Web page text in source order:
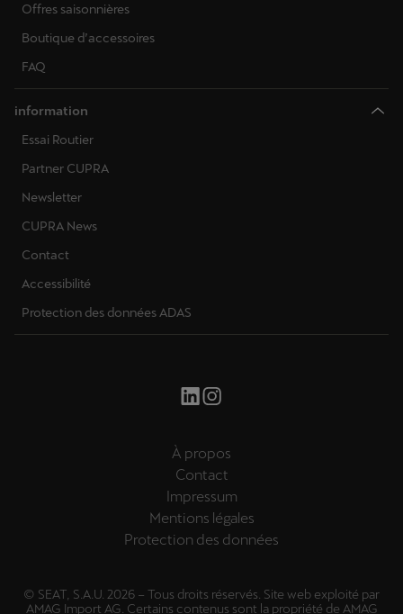
Offres saisonnières
Boutique d’accessoires
FAQ
information
Essai Routier
Partner CUPRA
Newsletter
CUPRA News
Contact
Accessibilité
Protection des données ADAS
À propos
Contact
Impressum
Mentions légales
Protection des données
© SEAT, S.A.U. 2026 – Tous droits réservés. Site web exploité par
AMAG Import AG. Certains contenus sont la propriété de AMAG